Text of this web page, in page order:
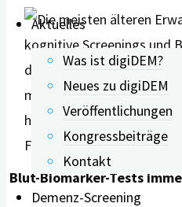
Aktuelles
Was ist digiDEM?
Neues zu digiDEM
Veröffentlichungen
Kongressbeiträge
Kontakt
Demenz-Screening
Foto: Shutterstock
Blut-Biomarker-Tests